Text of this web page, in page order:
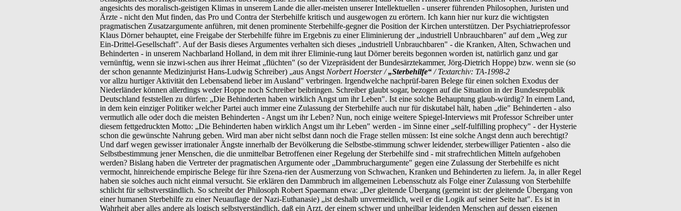
angesichts des moralisch-geistigen Klimas in unserem Lande die aller-meisten unserer Intellektuellen - unserer führenden Philosophen, Juristen und
Ärzte - nicht den Mut finden, das Pro und Contra der Sterbehilfe kritisch und ausgewogen zu erörtern. Ich kann hier nur kurz die wichtigsten
pragmatischen Zusatzargumente anführen, mit denen prominente Sterbehilfe-gegner die Position der Kirchen unterstützen. Der Psychiatrieprofessor
Klaus Dörner behauptet, eine Freigabe der Sterbehilfe führe im Ergebnis zu einer Eliminierung der „industriell Unbrauchbaren" auf dem „Weg zur
Ein-Drittel-Gesellschaft". Auf der Basis dieses Argumentes verhalten sich dieses „industriell Unbrauchbaren" - die Kranken, Alten, Schwachen und
Behinderten - in unserem Nachbarland Holland, in dem mit ihrer Eliminie-rung laut Dörner bereits begonnen worden ist, natürlich ganz und gar
vernünftig, wenn sie inzwi-schen aus ihrer Heimat „flüchten" (so der Vizepräsident der Bundesärztekammer, Jörg-Dietrich Hoppe) bzw. wenn sie (so
der schon genannte Medizinjurist Hans-Ludwig Schreiber) „aus Angst Norbert Hoerster /„Sterbehilfe“ / Textarchiv: TA-1998-2
vor allzu hurtiger Aktivität den Lebensabend lieber im Ausland" verbringen. Irgendwelche nachprüf-baren Belege für einen solchen Exodus der
Niederländer können allerdings weder Hoppe noch Schreiber beibringen. Schreiber glaubt sogar, bezogen auf die Situation in der Bundesrepublik
Deutschland feststellen zu dürfen: „Die Behinderten haben wirklich Angst um ihr Leben". Ist eine solche Behauptung glaub-würdig? In einem Land,
in dem kein einziger Politiker welcher Partei auch immer eine Zulassung der Sterbehilfe auch nur für diskutabel hält, haben „die" Behinderten - also
vermutlich alle oder doch die meisten Behinderten - Angst um ihr Leben? Nun, noch einige weitere Spiegel-Interviews mit Professor Schreiber unter
diesem fettgedruckten Motto: „Die Behinderten haben wirklich Angst um ihr Leben" werden - im Sinne einer „self-fulfilling prophecy" - der Hysterie
schon die gewünschte Nahrung geben. Wird man aber nicht selbst dann noch die Frage stellen müssen: Ist eine solche Angst denn auch berechtigt?
Und darf wegen gewisser irrationaler Ängste innerhalb der Bevölkerung die Selbstbe-stimmung schwer leidender, sterbewilliger Patienten - also die
Selbstbestimmung jener Menschen, die die unmittelbar Betroffenen einer Regelung der Sterbehilfe sind - mit strafrechtlichen Mitteln aufgehoben
werden? Bislang haben die Vertreter der pragmatischen Argumente oder „Dammbruchargumente" gegen eine Zulassung der Sterbehilfe es nicht
vermocht, hinreichende empirische Belege für ihre Szena-rien der Ausmerzung von Schwachen, Kranken und Behinderten zu liefern. Ja, in aller Regel
haben sie solches auch nicht einmal versucht. Sie erklären den Dammbruch im allgemeinen Lebensschutz als Folge einer Zulassung von Sterbehilfe
schlicht für selbstverständlich. So schreibt der Philosoph Robert Spaemann etwa: „Der gleitende Übergang (gemeint ist: der gleitende Übergang von
einer humanen Sterbehilfe zu einer Neuauflage der Nazi-Euthanasie) „ist deshalb unvermeidlich, weil er die Logik auf seiner Seite hat". Es ist in
Wahrheit aber alles andere als logisch selbstverständlich, daß ein Arzt, der einem schwer und unheilbar leidenden Menschen auf dessen eigenen